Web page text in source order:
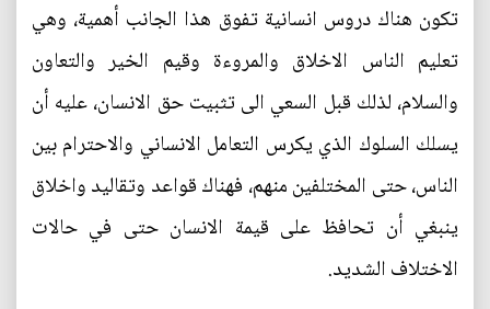
تكون هناك دروس انسانية تفوق هذا الجانب أهمية، وهي
تعليم الناس الاخلاق والمروءة وقيم الخير والتعاون
والسلام، لذلك قبل السعي الى تثبيت حق الانسان، عليه أن
يسلك السلوك الذي يكرس التعامل الانساني والاحترام بين
الناس، حتى المختلفين منهم، فهناك قواعد وتقاليد واخلاق
ينبغي أن تحافظ على قيمة الانسان حتى في حالات
الاختلاف الشديد.